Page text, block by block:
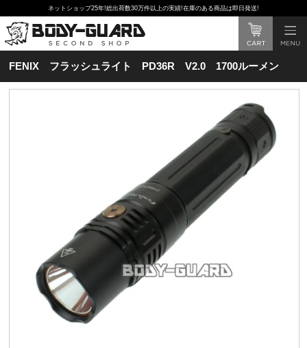
ネットショップ25年!総出荷数30万件以上の実績!在庫のある商品は即日発送!
FENIX フラッシュライト PD36R V2.0 1700ルーメン